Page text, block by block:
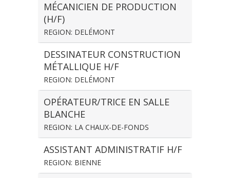
MÉCANICIEN DE PRODUCTION
(H/F)
REGION: DELÉMONT
DESSINATEUR CONSTRUCTION
MÉTALLIQUE H/F
REGION: DELÉMONT
OPÉRATEUR/TRICE EN SALLE
BLANCHE
REGION: LA CHAUX-DE-FONDS
ASSISTANT ADMINISTRATIF H/F
REGION: BIENNE